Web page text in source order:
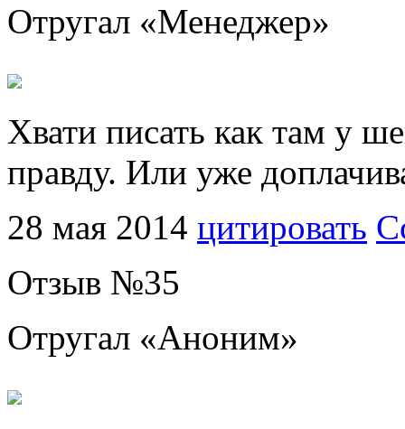
Отругал «Менеджер»
Хвати писать как там у
правду. Или уже
28 мая 2014 цитировать
Отзыв №35
Отругал «Аноним»